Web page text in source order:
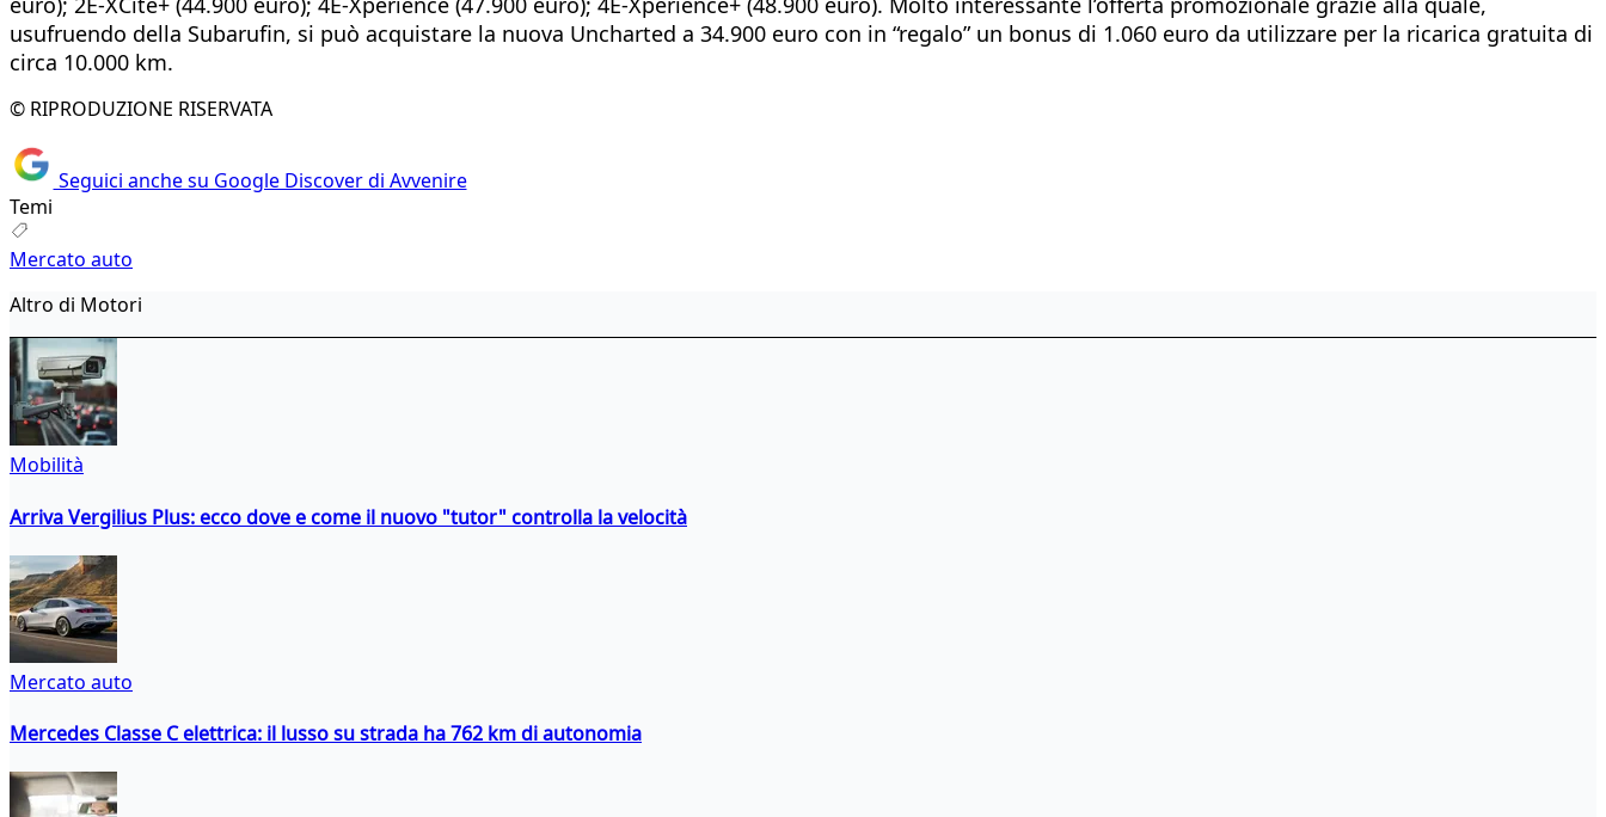
usufruendo della Subarufin, si può acquistare la nuova Uncharted a 34.900 euro con in “regalo” un bonus di 1.060 euro da utilizzare per la ricarica gratuita di
circa 10.000 km.
© RIPRODUZIONE RISERVATA
Seguici anche su Google Discover di Avvenire
Temi
Mercato auto
Altro di Motori
Mobilità
Arriva Vergilius Plus: ecco dove e come il nuovo "tutor" controlla la velocità
Mercato auto
Mercedes Classe C elettrica: il lusso su strada ha 762 km di autonomia